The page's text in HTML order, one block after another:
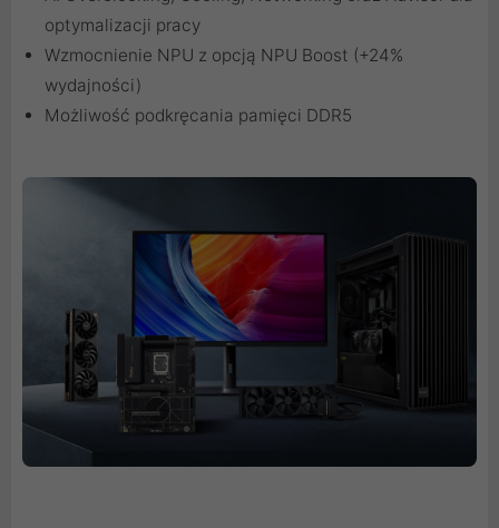
optymalizacji pracy
Wzmocnienie NPU z opcją NPU Boost (+24%
wydajności)
Możliwość podkręcania pamięci DDR5